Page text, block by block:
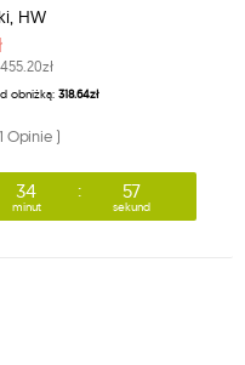
HW
455.20zł
obniżką: 318.64zł
Opinie )
34
minut
57
sekund